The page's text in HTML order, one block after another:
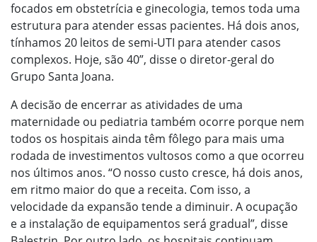
focados em obstetrícia e ginecologia, temos toda uma
estrutura para atender essas pacientes. Há dois anos,
tínhamos 20 leitos de semi-UTI para atender casos
complexos. Hoje, são 40”, disse o diretor-geral do
Grupo Santa Joana.
A decisão de encerrar as atividades de uma
maternidade ou pediatria também ocorre porque nem
todos os hospitais ainda têm fôlego para mais uma
rodada de investimentos vultosos como a que ocorreu
nos últimos anos. “O nosso custo cresce, há dois anos,
em ritmo maior do que a receita. Com isso, a
velocidade da expansão tende a diminuir. A ocupação
e a instalação de equipamentos será gradual”, disse